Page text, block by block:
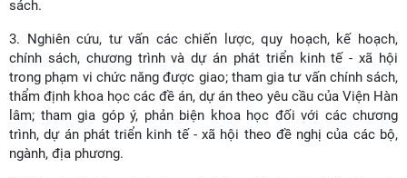
sách.
3. Nghiên cứu, tư vấn các chiến lược, quy hoạch, kế hoạch,
chính sách, chương trình và dự án phát triển kinh tế - xã hội
trong phạm vi chức năng được giao; tham gia tư vấn chính sách,
thẩm định khoa học các đề án, dự án theo yêu cầu của Viện Hàn
lâm; tham gia góp ý, phản biện khoa học đối với các chương
trình, dự án phát triển kinh tế - xã hội theo đề nghị của các bộ,
ngành, địa phương.